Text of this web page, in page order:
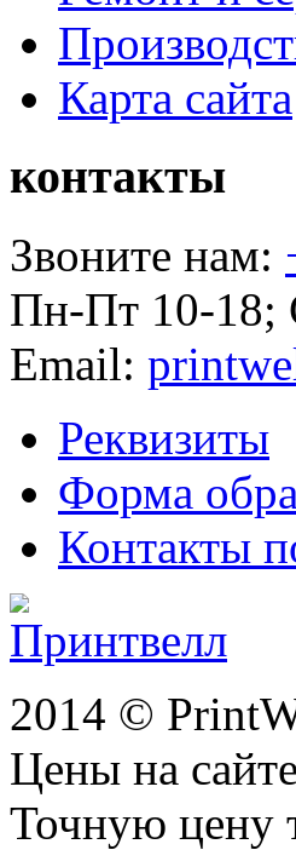
Карта сайта
контакты
Звоните нам:
Пн-Пт 10-18;
Email:
Реквизиты
Форма
Контакты
2014 ©
Цены на
Точную цену